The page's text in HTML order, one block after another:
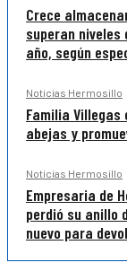
Crece
superan
año, según
Noticias Hermosillo
Familia
abejas y
Noticias Hermosillo
Empresaria de
perdió su anillo
nuevo para